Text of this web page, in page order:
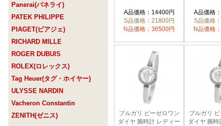
Panerai(パネライ)
PATEK PHILIPPE
PIAGET(ピアジェ)
RICHARD MILLE
ROGER DUBUIS
ROLEX(ロレックス)
Tag Heuer(タグ・ホイヤー)
ULYSSE NARDIN
Vacheron Constantin
ZENITH(ゼニス)
A品価格：14400円
S品価格：21800円
N品価格：36500円
A品価格
S品価格
N品価格
ブルガリ ビーゼロワン
ダイヤ 腕時計 レディー
ブルガリ
ダイヤ 腕時